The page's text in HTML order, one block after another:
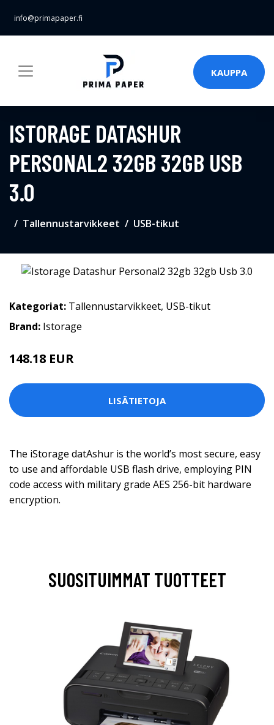
info@primapaper.fi
KAUPPA
ISTORAGE DATASHUR
PERSONAL2 32GB 32GB USB
3.0
Tallennustarvikkeet USB-tikut
Kategoriat: Tallennustarvikkeet, USB-tikut
Brand: Istorage
148.18 EUR
LISÄTIETOJA
The iStorage datAshur is the world’s most secure, easy
to use and affordable USB flash drive, employing PIN
code access with military grade AES 256-bit hardware
encryption.
SUOSITUIMMAT TUOTTEET